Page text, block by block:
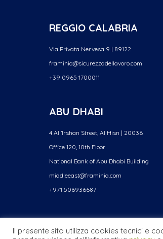
REGGIO CALABRIA
Via Privata Nervesa 9 | 89122
framinia@sicurezzadellavoro.com
+39 0965 1700011
ABU DHABI
4 Al ’Irshan Street, Al Hisn | 20036
Office 120, 10th Floor
National Bank of Abu Dhabi Building
middleeast@framinia.com
+971 506936687
Il presente sito utilizza cookies tecnici e